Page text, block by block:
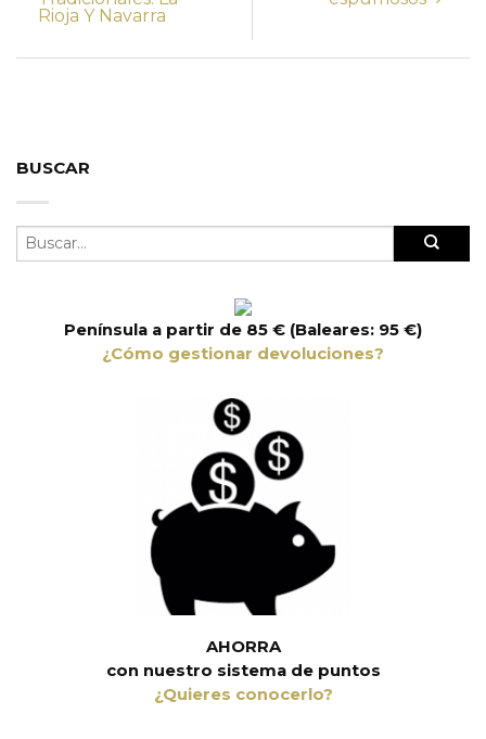
Rioja Y Navarra
BUSCAR
Península a partir de 85 € (Baleares: 95 €)
¿Cómo gestionar devoluciones?
AHORRA
con nuestro sistema de puntos
¿Quieres conocerlo?